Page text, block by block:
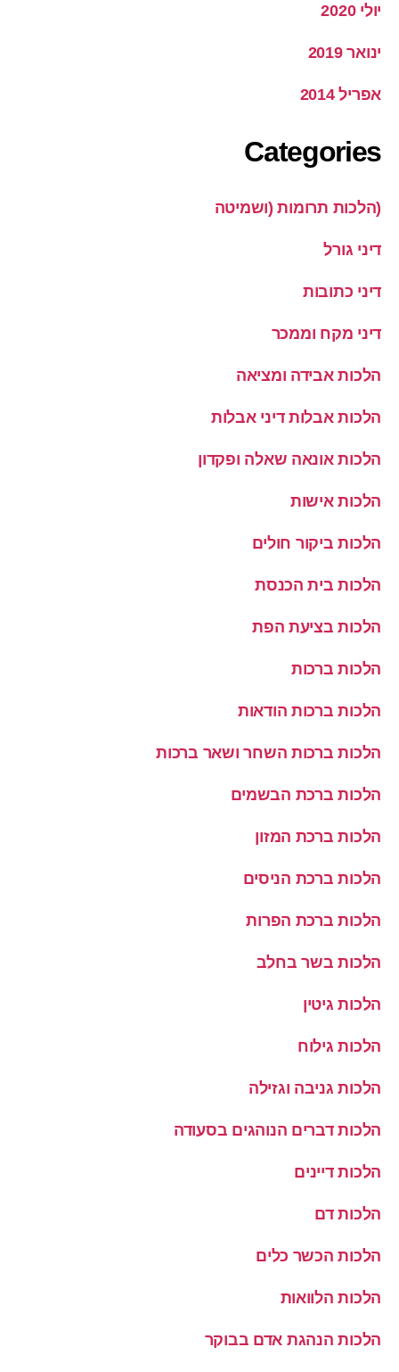
יולי 2020
ינואר 2019
אפריל 2014
Categories
(הלכות תרומות (ושמיטה
דיני גורל
דיני כתובות
דיני מקח וממכר
הלכות אבידה ומציאה
הלכות אבלות דיני אבלות
הלכות אונאה שאלה ופקדון
הלכות אישות
הלכות ביקור חולים
הלכות בית הכנסת
הלכות בציעת הפת
הלכות ברכות
הלכות ברכות הודאות
הלכות ברכות השחר ושאר ברכות
הלכות ברכת הבשמים
הלכות ברכת המזון
הלכות ברכת הניסים
הלכות ברכת הפרות
הלכות בשר בחלב
הלכות גיטין
הלכות גילוח
הלכות גניבה וגזילה
הלכות דברים הנוהגים בסעודה
הלכות דיינים
הלכות דם
הלכות הכשר כלים
הלכות הלוואות
הלכות הנהגת אדם בבוקר